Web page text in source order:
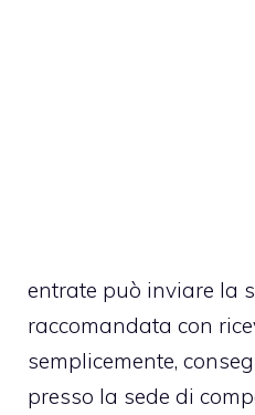
entrate può inviare la
raccomandata con
semplicemente,
presso la sede di